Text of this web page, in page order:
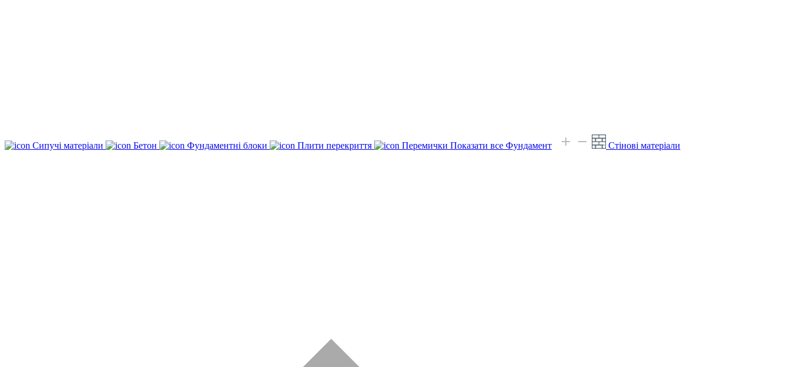
Сипучі матеріали Бетон Фундаментні блоки Плити перекриття Перемички Показати все Фундамент Стінові матеріали